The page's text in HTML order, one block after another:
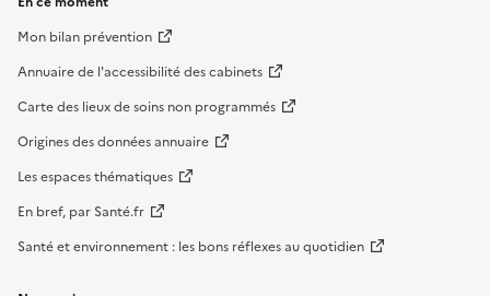
Mon bilan prévention
Annuaire de l'accessibilité des cabinets
Carte des lieux de soins non programmés
Origines des données annuaire
Les espaces thématiques
En bref, par Santé.fr
Santé et environnement : les bons réflexes au quotidien